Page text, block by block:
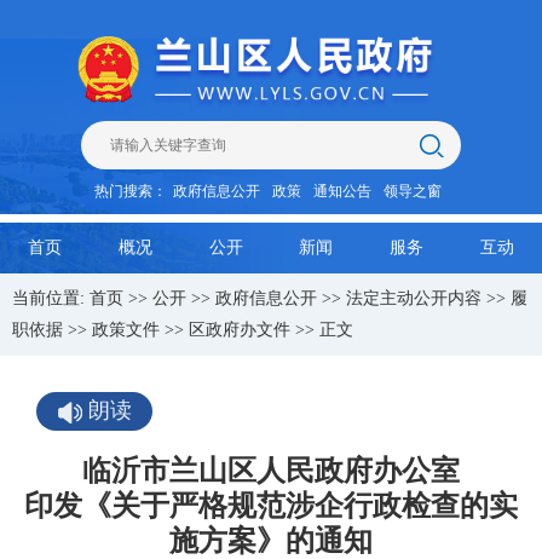
热门搜索： 政府信息公开 政策 通知公告 领导之窗
首页 概况 公开 新闻 服务 互动
当前位置: 首页 >> 公开 >> 政府信息公开 >> 法定主动公开内容 >> 履
职依据 >> 政策文件 >> 区政府办文件 >> 正文
朗读
临沂市兰山区人民政府办公室
印发《关于严格规范涉企行政检查的实
施方案》的通知